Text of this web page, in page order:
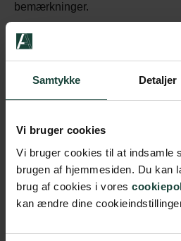
Samtykke Detaljer
Vi bruger cookies
Vi bruger cookies til at indsamle
brugen af hjemmesiden. Du kan
brug af cookies i vores
kan ændre dine
bemærkninger.
Foredraget ‘Storm P., humoren
historien om en af vores største
nogensinde. En mand, der
både kunsten og kærligheden.
dage kendte både til
Peter Borberg er forfatter til
(2017) og modtager af Storm P.